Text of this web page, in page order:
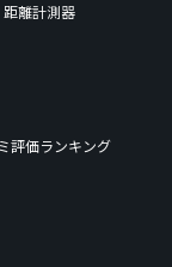
距離計測器
評価ランキング